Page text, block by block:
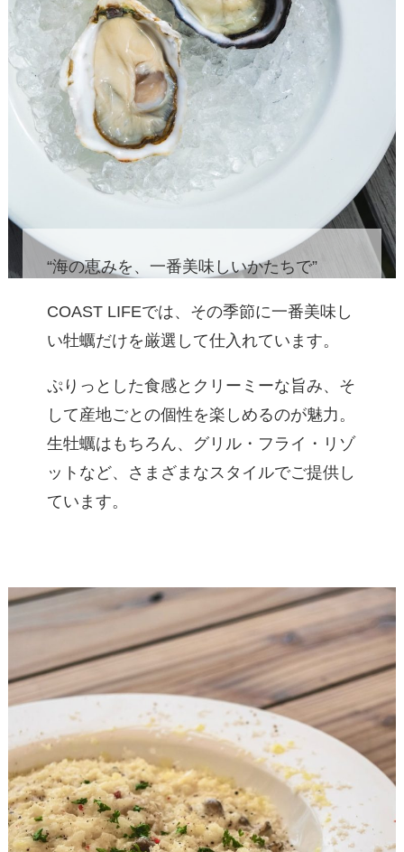
“海の恵みを、一番美味しいかたちで”
COAST LIFEでは、その季節に一番美味し
い牡蠣だけを厳選して仕入れています。
ぷりっとした食感とクリーミーな旨み、そ
して産地ごとの個性を楽しめるのが魅力。
生牡蠣はもちろん、グリル・フライ・リゾ
ットなど、さまざまなスタイルでご提供し
ています。